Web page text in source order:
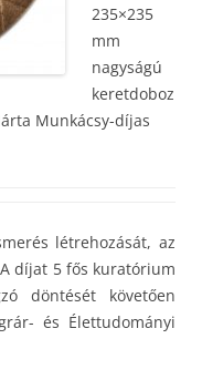
235×235
mm
nagyságú
keretdoboz
Munkácsy-díjas
létrehozását, az
díjat 5 fős kuratórium
döntését követően
és Élettudományi